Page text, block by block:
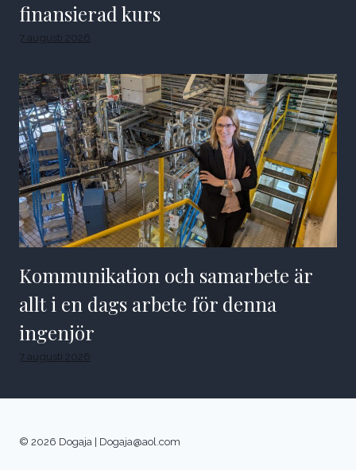
finansierad kurs
7 augusti 2026
Kommunikation och samarbete är
allt i en dags arbete för denna
ingenjör
7 augusti 2026
© 2026 Dogaja | Dogaja@aol.com